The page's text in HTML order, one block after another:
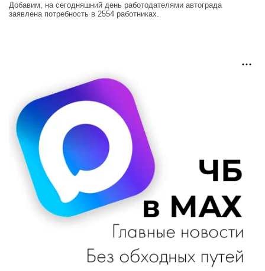
Добавим, на сегодняшний день работодателями автограда
заявлена потребность в 2554 работниках.